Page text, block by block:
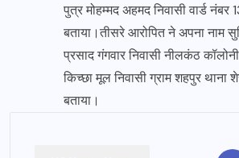
पुत्र मोहम्मद अहमद निवासी वार्ड नंबर
बताया।तीसरे आरोपित ने अपना नाम
प्रसाद गंगवार निवासी नीलकंठ
किच्छा मूल निवासी ग्राम शहपुर थाना
बताया।